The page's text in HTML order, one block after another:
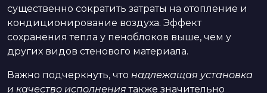
существенно сократить затраты на отопление и
кондиционирование воздуха. Эффект
сохранения тепла у пеноблоков выше, чем у
других видов стенового материала.
Важно подчеркнуть, что надлежащая установка
и качество исполнения также значительно